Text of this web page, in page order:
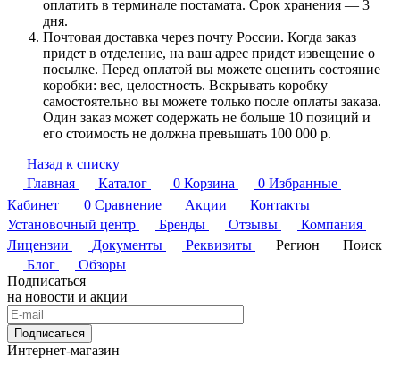
оплатить в терминале постамата. Срок хранения — 3
дня.
Почтовая доставка через почту России. Когда заказ
придет в отделение, на ваш адрес придет извещение о
посылке. Перед оплатой вы можете оценить состояние
коробки: вес, целостность. Вскрывать коробку
самостоятельно вы можете только после оплаты заказа.
Один заказ может содержать не больше 10 позиций и
его стоимость не должна превышать 100 000 р.
Назад к списку
Главная
Каталог 0 Корзина 0 Избранные
Кабинет
0 Сравнение Акции
Контакты
Установочный центр
Бренды Отзывы
Компания
Лицензии
Документы Реквизиты Регион
Поиск
Блог
Обзоры
Подписаться
на новости и акции
Подписаться
Интернет-магазин